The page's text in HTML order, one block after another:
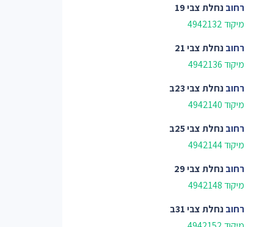
רחובנחלת צבי 19
מיקוד 4942132
רחובנחלת צבי 21
מיקוד 4942136
רחובנחלת צבי 23ב
מיקוד 4942140
רחובנחלת צבי 25ב
מיקוד 4942144
רחובנחלת צבי 29
מיקוד 4942148
רחובנחלת צבי 31ב